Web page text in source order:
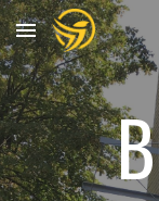
Skip to main